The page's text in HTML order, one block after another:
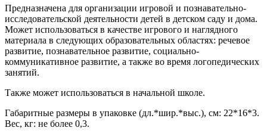
Предназначена для организации игровой и познавательно-
исследовательской деятельности детей в детском саду и дома.
Может использоваться в качестве игрового и наглядного
материала в следующих образовательных областях: речевое
развитие, познавательное развитие, социально-
коммуникативное развитие, а также во время логопедических
занятий.
Также может использоваться в начальной школе.
Габаритные размеры в упаковке (дл.*шир.*выс.), см: 22*16*3.
Вес, кг: не более 0,3.